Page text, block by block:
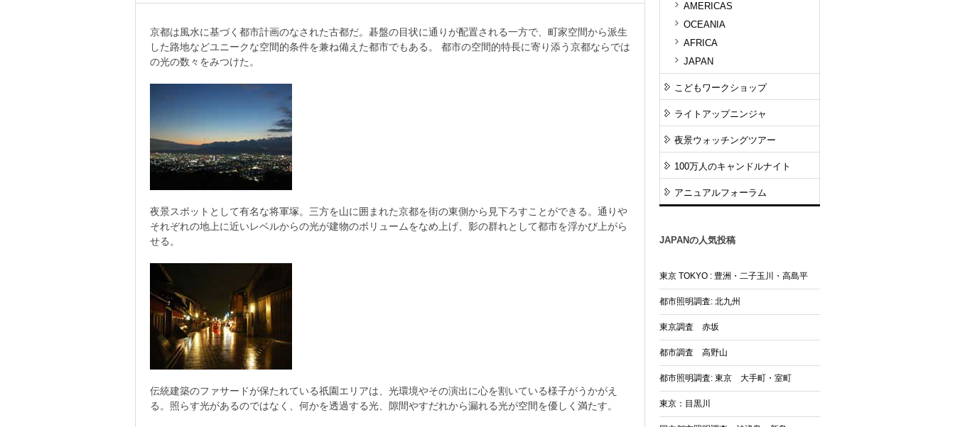
京都は風水に基づく都市計画のなされた古都だ。碁盤の目状に通りが配置される一方で、町家空間から派生
した路地などユニークな空間的条件を兼ね備えた都市でもある。 都市の空間的特長に寄り添う京都ならでは
の光の数々をみつけた。
夜景スポットとして有名な将軍塚。三方を山に囲まれた京都を街の東側から見下ろすことができる。通りや
それぞれの地上に近いレベルからの光が建物のボリュームをなめ上げ、影の群れとして都市を浮かび上がら
せる。
伝統建築のファサードが保たれている祇園エリアは、光環境やその演出に心を割いている様子がうかがえ
る。照らす光があるのではなく、何かを透過する光、隙間やすだれから漏れる光が空間を優しく満たす。
AMERICAS
OCEANIA
AFRICA
JAPAN
こどもワークショップ
ライトアップニンジャ
夜景ウォッチングツアー
100万人のキャンドルナイト
アニュアルフォーラム
JAPANの人気投稿
東京 TOKYO : 豊洲・二子玉川・高島平
都市照明調査: 北九州
東京調査 赤坂
都市調査 高野山
都市照明調査: 東京 大手町・室町
東京：目黒川